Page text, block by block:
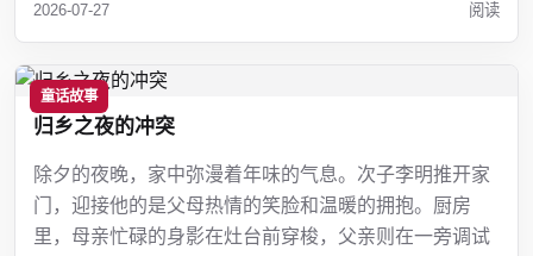
2026-07-27 阅读
童话故事
归乡之夜的冲突
除夕的夜晚，家中弥漫着年味的气息。次子李明推开家
门，迎接他的是父母热情的笑脸和温暖的拥抱。厨房
里，母亲忙碌的身影在灶台前穿梭，父亲则在一旁调试